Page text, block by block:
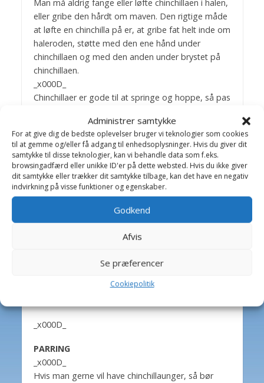
Administrer samtykke
For at give dig de bedste oplevelser bruger vi teknologier som cookies
til at gemme og/eller få adgang til enhedsoplysninger. Hvis du giver dit
samtykke til disse teknologier, kan vi behandle data som f.eks.
browsingadfærd eller unikke ID'er på dette websted. Hvis du ikke giver
dit samtykke eller trækker dit samtykke tilbage, kan det have en negativ
indvirkning på visse funktioner og egenskaber.
Godkend
Afvis
Se præferencer
Cookiepolitik
Man må aldrig fange eller løfte chinchillaen i halen,
eller gribe den hårdt om maven. Den rigtige måde
at løfte en chinchilla på er, at gribe fat helt inde om
haleroden, støtte med den ene hånd under
chinchillaen og med den anden under brystet på
chinchillaen.
_x000D_
Chinchillaer er gode til at springe og hoppe, så pas
løbe hurtigt og hoppe højt, så husk at lukke alle
døre og vinduer.
_x000D_
_x000D_
FLERE DYR SAMMEN
blot man husker at aktivere den og give den nogle
sammen, er det bedst med hunner fra samme kuld
ikke være sammen, ligesom chinchillaer der ikke er
_x000D_
PARRING
_x000D_
Hvis man gerne vil have chinchillaunger, så bør